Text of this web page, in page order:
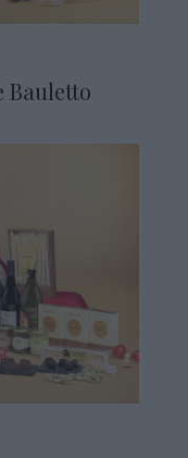
Bauletto